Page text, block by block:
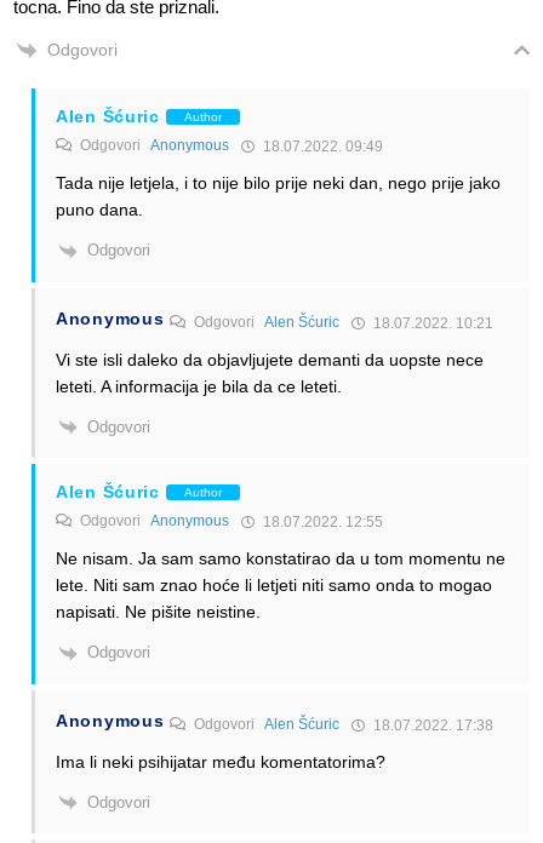
tocna. Fino da ste priznali.
Odgovori
Alen Šćuric Author
Odgovori Anonymous 18.07.2022. 09:49
Tada nije letjela, i to nije bilo prije neki dan, nego prije jako
puno dana.
Odgovori
Anonymous OdgovoriAlen Šćuric 18.07.2022. 10:21
Vi ste isli daleko da objavljujete demanti da uopste nece
leteti. A informacija je bila da ce leteti.
Odgovori
Alen Šćuric Author
Odgovori Anonymous 18.07.2022. 12:55
Ne nisam. Ja sam samo konstatirao da u tom momentu ne
lete. Niti sam znao hoće li letjeti niti samo onda to mogao
napisati. Ne pišite neistine.
Odgovori
Anonymous OdgovoriAlen Šćuric 18.07.2022. 17:38
Ima li neki psihijatar među komentatorima?
Odgovori